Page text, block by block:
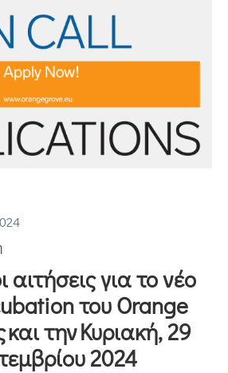
αιτήσεις για το νέο
του Orange
την Κυριακή, 29
2024